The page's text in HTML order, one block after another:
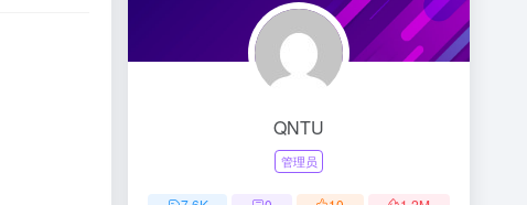
QNTU
管理员